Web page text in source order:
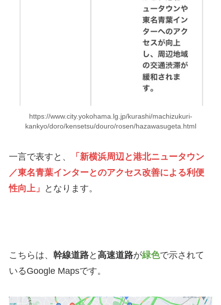
https://www.city.yokohama.lg.jp/kurashi/machizukuri-
kankyo/doro/kensetsu/douro/rosen/hazawasugeta.html
一言で表すと、
「新横浜周辺と港北ニュータウン
／東名青葉インターとのアクセス改善による利便
性向上」
となります。
こちらは、 幹線道路と 高速道路が緑色で示されて
いるGoogle Mapsです。